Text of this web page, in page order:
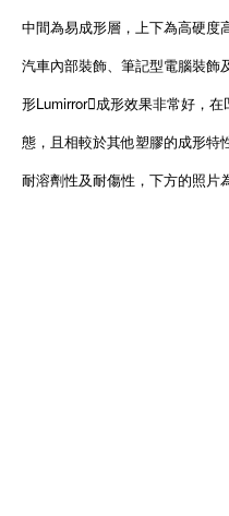
中間為易成形層，上下為高硬度
汽車內部裝飾、筆記型電腦裝飾
形Lumirror成形效果非常好，
態，且相較於其他塑膠的成形特
耐溶劑性及耐傷性，下方的照片